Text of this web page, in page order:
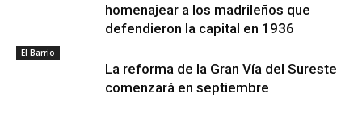
homenajear a los madrileños que
defendieron la capital en 1936
El Barrio
La reforma de la Gran Vía del Sureste
comenzará en septiembre